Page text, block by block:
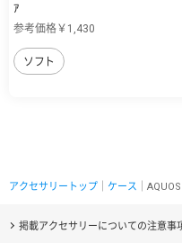
ｱ
参考価格￥1,430
ソフト
アクセサリートップ ケース ｜
掲載アクセサリーについての注意事